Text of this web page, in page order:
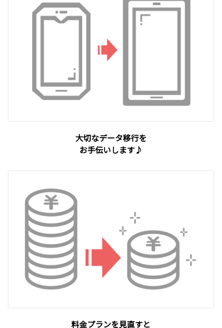
大切なデータ移行を
お手伝いします♪
料金プランを見直すと